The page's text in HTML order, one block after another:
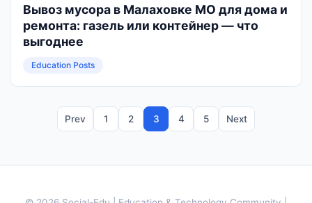
Вывоз мусора в Малаховке МО для дома и
ремонта: газель или контейнер — что
выгоднее
Education Posts
Prev 1 2 3 4 5 Next